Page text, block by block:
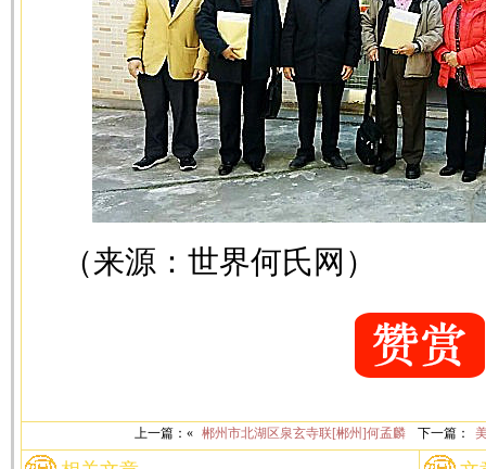
（来源：世界何氏网）
上一篇：« 郴州市北湖区泉玄寺联[郴州]何孟麟 下一篇：